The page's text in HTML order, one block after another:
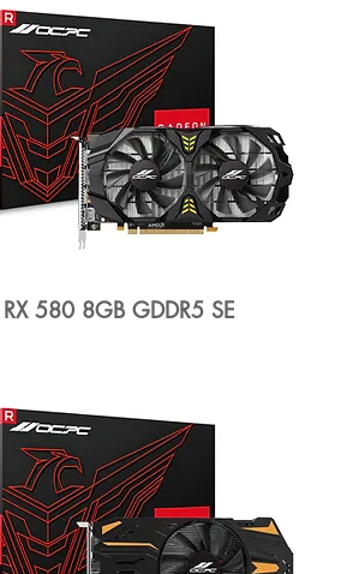
RX 580 8GB GDDR5 SE